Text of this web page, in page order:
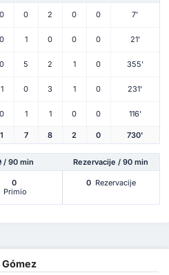
0 0 2 0 0 7'
0 1 0 0 0 21'
0 5 2 1 0 355'
1 0 3 1 0 231'
0 1 1 0 0 116'
1 7 8 2 0 730'
/ 90 min Rezervacije / 90 min
0
Primio
0 Rezervacije